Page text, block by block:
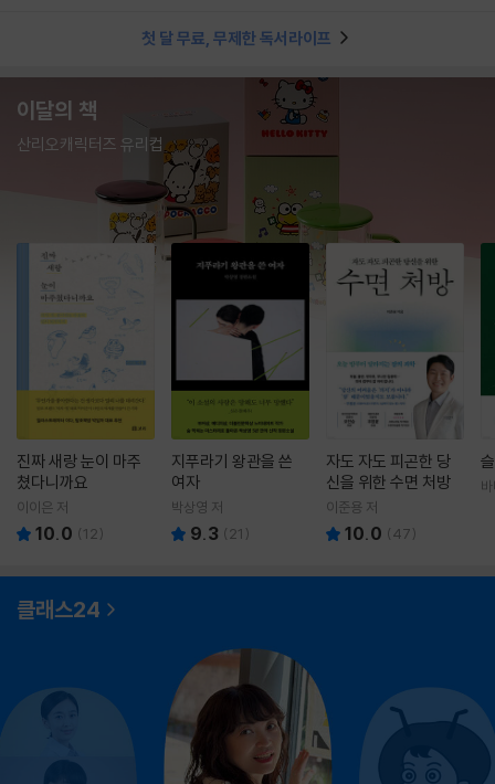
첫 달 무료, 무제한 독서라이프
이달의 책
산리오캐릭터즈 유리컵
진짜 새랑 눈이 마주
쳤다니까요
이이은 저
10.0 (12)
지푸라기 왕관을 쓴
여자
박상영 저
9.3 ( 21 )
자도 자도 피곤한 당
신을 위한 수면 처방
이준용 저
10.0 (47)
클래스24